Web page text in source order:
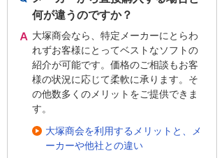
何が違うのですか？
大塚商会なら、特定メーカーにとらわ
れずお客様にとってベストなソフトの
紹介が可能です。価格のご相談もお客
様の状況に応じて柔軟に承ります。そ
の他数多くのメリットをご提供できま
す。
大塚商会を利用するメリットと、メ
ーカーや他社との違い